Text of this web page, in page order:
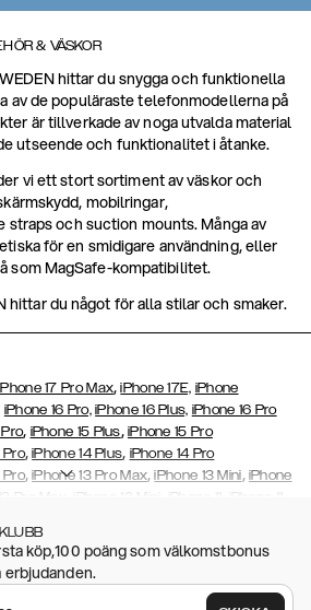
& VÄSKOR
hittar du snygga och funktionella
av de populäraste telefonmodellerna på
är tillverkade av noga utvalda material
utseende och funktionalitet i åtanke.
vi ett stort sortiment av väskor och
mobilringar,
straps och suction mounts. Många av
för en smidigare användning, eller
som MagSafe-kompatibilitet.
hittar du något för alla stilar och smaker.
17 Pro Max,iPhone 17E, iPhone
iPhone 16 Pro, iPhone 16 Plus, iPhone 16 Pro
, iPhone 15 Plus, iPhone 15 Pro
Pro,iPhone 14 Plus, iPhone 14 Pro
Pro,iPhone 13 Pro Max,iPhone 13 Mini, iPhone
Pro Max iPhone 12 Mini iPhone 11
iPhone 11
iPhone 8 ,
iPhone 7
6/6s Plus, iPhone 5/5s/SE ,
Ultra, Galaxy S25, Galaxy S25+,Galaxy S25
S24+, Galaxy S23,Galaxy
köp,100 poäng som välkomstbonus